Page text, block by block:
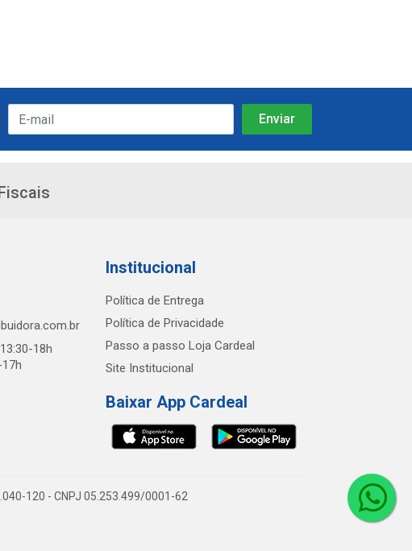
18h
Institucional
Política de Entrega
Política de Privacidade
Passo a passo Loja Cardeal
Site Institucional
Baixar App Cardeal
120 - CNPJ 05.253.499/0001-62